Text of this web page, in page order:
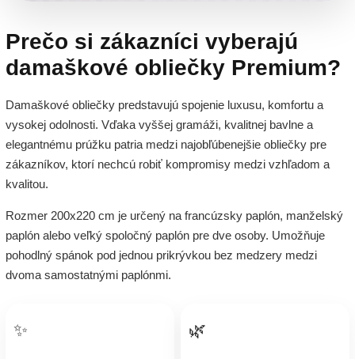
Prečo si zákazníci vyberajú
damaškové obliečky Premium?
Damaškové obliečky predstavujú spojenie luxusu, komfortu a
vysokej odolnosti. Vďaka vyššej gramáži, kvalitnej bavlne a
elegantnému prúžku patria medzi najobľúbenejšie obliečky pre
zákazníkov, ktorí nechcú robiť kompromisy medzi vzhľadom a
kvalitou.
Rozmer 200x220 cm je určený na francúzsky paplón, manželský
paplón alebo veľký spoločný paplón pre dve osoby. Umožňuje
pohodlný spánok pod jednou prikrývkou bez medzery medzi
dvoma samostatnými paplónmi.
✨ 🌿